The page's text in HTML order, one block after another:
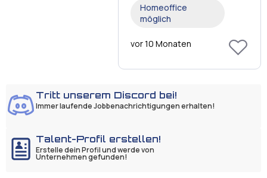
Tritt unserem Discord bei!
Immer laufende Jobbenachrichtigungen erhalten!
Talent-Profil erstellen!
Erstelle dein Profil und werde von
Unternehmen gefunden!
Homeoffice
möglich
vor 10 Monaten